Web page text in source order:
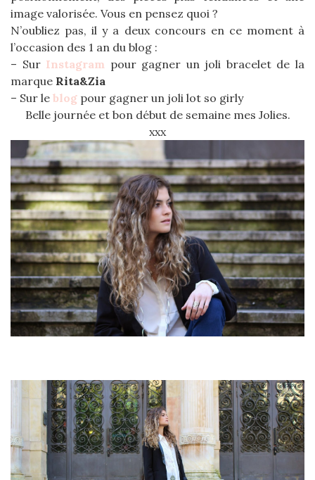
image valorisée. Vous en pensez quoi ?
N’oubliez pas, il y a deux concours en ce moment à
l’occasion des 1 an du blog :
– Sur Instagram pour gagner un joli bracelet de la
marque Rita&Zia
– Sur le blog pour gagner un joli lot so girly
Belle journée et bon début de semaine mes Jolies.
xxx